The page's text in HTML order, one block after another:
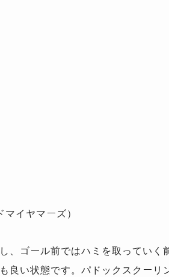
イヤマーズ）
、ゴール前ではハミを取っていく
良い状態です。パドックスクーリ